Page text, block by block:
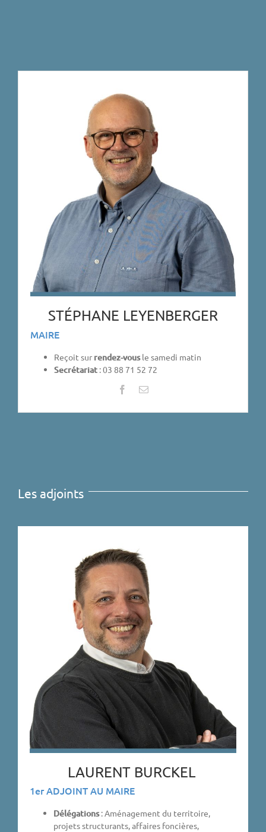
STÉPHANE LEYENBERGER
MAIRE
Reçoit sur rendez-vousle samedi matin
Secrétariat : 03 88 71 52 72
Les adjoints
LAURENT BURCKEL
1er ADJOINT AU MAIRE
Délégations: Aménagement du territoire,
projets structurants, affaires foncières,